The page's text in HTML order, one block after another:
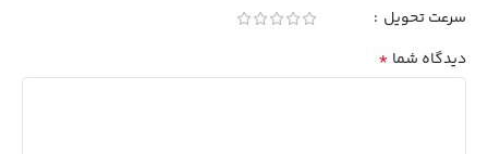
سرعت تحویل
دیدگاه شما *